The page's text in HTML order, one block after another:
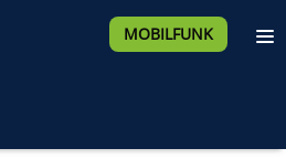
MOBILFUNK